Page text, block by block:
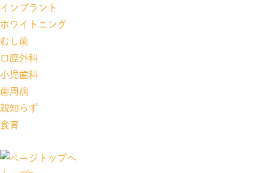
インプラント
ホワイトニング
むし歯
口腔外科
小児歯科
歯周病
親知らず
食育